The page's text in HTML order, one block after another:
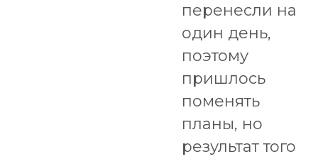
перенесли на
один день,
поэтому
пришлось
поменять
планы, но
результат того